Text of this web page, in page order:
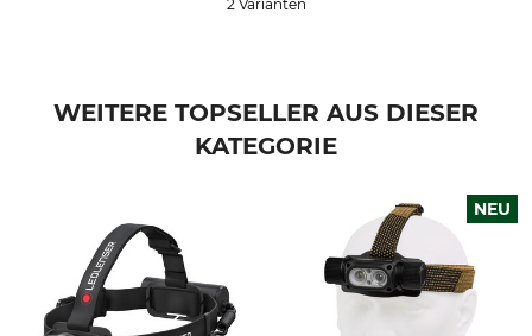
2 Varianten
WEITERE TOPSELLER AUS DIESER
KATEGORIE
NEU